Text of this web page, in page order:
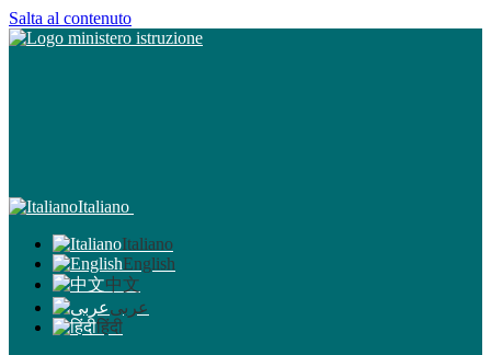
Salta al contenuto
Italiano
Italiano
English
中文
عربى
हिंदी